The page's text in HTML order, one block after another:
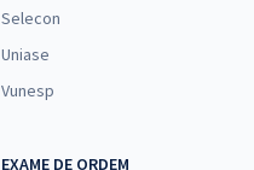
Selecon
Uniase
Vunesp
EXAME DE ORDEM